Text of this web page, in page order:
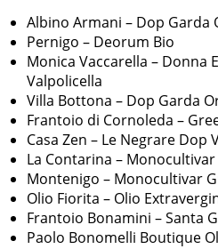
Albino Armani – Dop Garda
Pernigo – Deorum Bio
Monica Vaccarella – Donna
Valpolicella
Villa Bottona – Dop Garda
Frantoio di Cornoleda –
Casa Zen – Le Negrare Dop
La Contarina –
Montenigo – Monocultivar
Olio Fiorita – Olio
Frantoio Bonamini – Santa
Paolo Bonomelli Boutique